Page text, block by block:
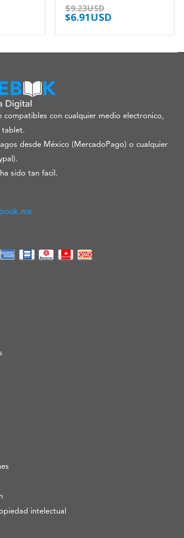
0out of 5
$9.23USD
$6.91USD
compatibles con cualquier medio electronico,
tablet.
desde México (MercadoPago) o cualquier
sido tan facil.
intelectual